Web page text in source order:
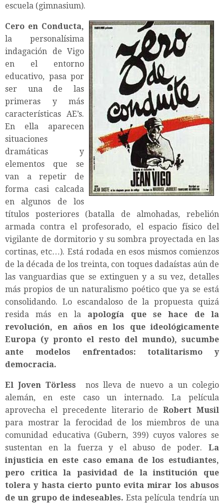
escuela (gimnasium).
Cero en Conducta,
la personalísima
indagación de Vigo
en el entorno
educativo, pasa por
ser una de las
primeras y más
características AE’s.
En ella aparecen
situaciones
dramáticas y
elementos que se
van a repetir de
forma casi calcada
en algunos de los
títulos posteriores (batalla de almohadas, rebelión
armada contra el profesorado, el espacio físico del
vigilante de dormitorio y su sombra proyectada en las
cortinas, etc…). Está rodada en esos mismos comienzos
de la década de los treinta, con toques dadaístas aún de
las vanguardias que se extinguen y a su vez, detalles
más propios de un naturalismo poético que ya se está
consolidando. Lo escandaloso de la propuesta quizá
resida más en la apología que se hace de la
revolución, en años en los que ideológicamente
Europa (y pronto el resto del mundo), sucumbe
ante modelos enfrentados: totalitarismo y
democracia.
El Joven Törless nos lleva de nuevo a un colegio
alemán, en este caso un internado. La película
aprovecha el precedente literario de Robert Musil
para mostrar la ferocidad de los miembros de una
comunidad educativa (Gubern, 399) cuyos valores se
sustentan en la fuerza y el abuso de poder. La
injusticia en este caso emana de los estudiantes,
pero critica la pasividad de la institución que
tolera y hasta cierto punto evita mirar los abusos
de un grupo de indeseables. Esta película tendría un